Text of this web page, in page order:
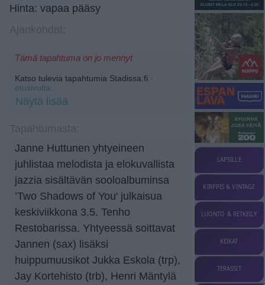
Hinta: vapaa pääsy
Tämä tapahtuma on jo mennyt
Katso tulevia tapahtumia Stadissa.fi -
etusivulta.
Näytä lisää
Janne Huttunen yhtyeineen
juhlistaa melodista ja elokuvallista
jazzia sisältävän sooloalbuminsa
’Two Shadows of You' julkaisua
keskiviikkona 3.5. Tenho
Restobarissa. Yhtyeessä soittavat
Jannen (sax) lisäksi
huippumuusikot Jukka Eskola (trp),
Jay Kortehisto (trb), Henri Mäntylä
LAPSILLE
KIRPPIS & VINTAGE
LUONTO & RETKEILY
KEIKAT
TERASSIT